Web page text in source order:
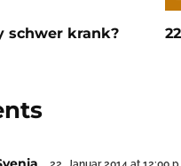
schwer krank?